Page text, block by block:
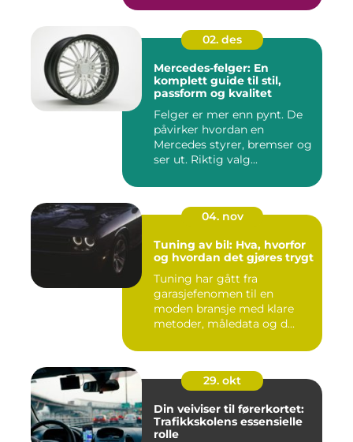
02. des
Mercedes-felger: En
komplett guide til stil,
passform og kvalitet
Felger er mer enn pynt. De
påvirker hvordan en
Mercedes styrer, bremser og
ser ut. Riktig valg...
04. nov
Tuning av bil: Hva, hvorfor
og hvordan det gjøres trygt
Tuning har gått fra
garasjefenomen til en
moden bransje med klare
metoder, måledata og d...
29. okt
Din veiviser til førerkortet:
Trafikkskolens essensielle
rolle